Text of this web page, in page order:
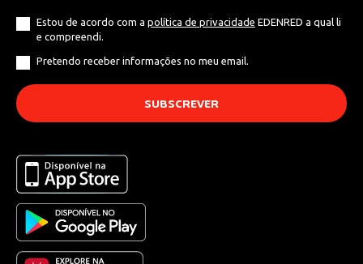
Estou de acordo com a política de privacidade EDENRED a qual li
e compreendi.
Pretendo receber informações no meu email.